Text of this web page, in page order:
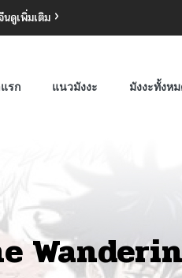
นดูเพิ่มเติม
รก แนวมังงะ มังงะทั้งห